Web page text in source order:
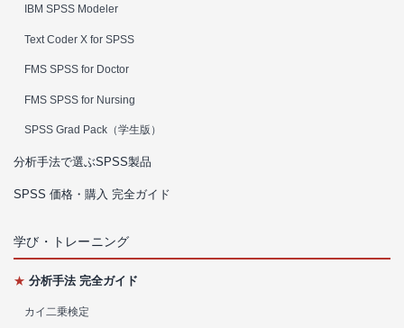
IBM SPSS Modeler
Text Coder X for SPSS
FMS SPSS for Doctor
FMS SPSS for Nursing
SPSS Grad Pack（学生版）
分析手法で選ぶSPSS製品
SPSS 価格・購入 完全ガイド
学び・トレーニング
★ 分析手法 完全ガイド
カイ二乗検定